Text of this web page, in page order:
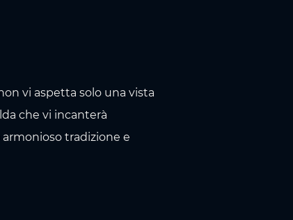
vi aspetta solo una vista
che vi incanterà
tradizione e